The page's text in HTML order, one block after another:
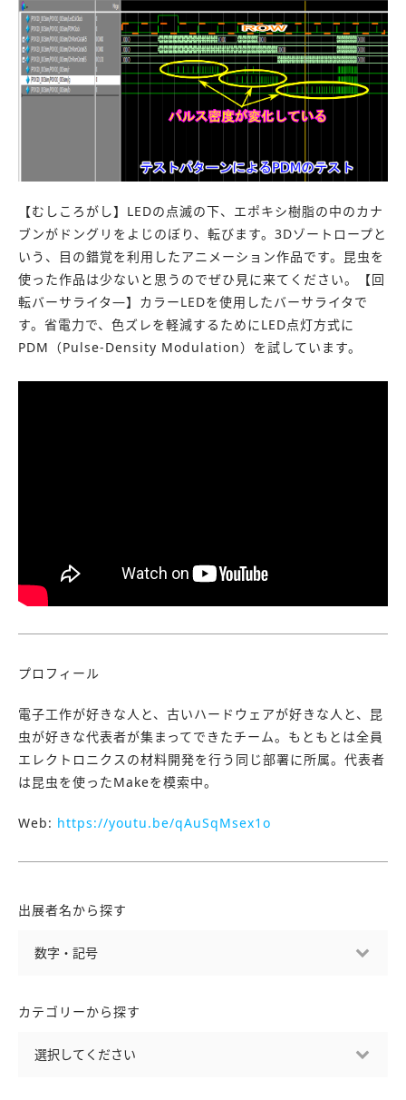
【むしころがし】LEDの点滅の下、エポキシ樹脂の中のカナ
ブンがドングリをよじのぼり、転びます。3Dゾートロープと
いう、目の錯覚を利用したアニメーション作品です。昆虫を
使った作品は少ないと思うのでぜひ見に来てください。【回
転バーサライタ―】カラーLEDを使用したバーサライタで
す。省電力で、色ズレを軽減するためにLED点灯方式に
PDM（Pulse-Density Modulation）を試しています。
プロフィール
電子工作が好きな人と、古いハードウェアが好きな人と、昆
虫が好きな代表者が集まってできたチーム。もともとは全員
エレクトロニクスの材料開発を行う同じ部署に所属。代表者
は昆虫を使ったMakeを模索中。
Web: https://youtu.be/qAuSqMsex1o
出展者名から探す
カテゴリーから探す